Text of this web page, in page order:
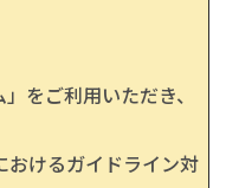
をご利用いただき、
おけるガイドライン対